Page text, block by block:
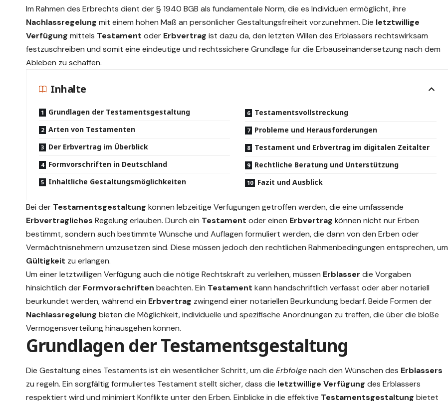
Im Rahmen des Erbrechts dient der § 1940 BGB als fundamentale Norm, die es Individuen ermöglicht, ihre
Nachlassregelung mit einem hohen Maß an persönlicher Gestaltungsfreiheit vorzunehmen. Die letztwillige
Verfügung mittels Testament oder Erbvertrag ist dazu da, den letzten Willen des Erblassers rechtswirksam
festzuschreiben und somit eine eindeutige und rechtssichere Grundlage für die Erbauseinandersetzung nach dem
Ableben zu schaffen.
Inhalte
Grundlagen der Testamentsgestaltung
Arten von Testamenten
Der Erbvertrag im Überblick
Formvorschriften in Deutschland
Inhaltliche Gestaltungsmöglichkeiten
Testamentsvollstreckung
Probleme und Herausforderungen
Testament und Erbvertrag im digitalen Zeitalter
Rechtliche Beratung und Unterstützung
Fazit und Ausblick
Bei der Testamentsgestaltung können lebzeitige Verfügungen getroffen werden, die eine umfassende
Erbvertragliches Regelung erlauben. Durch ein Testament oder einen Erbvertrag können nicht nur Erben
bestimmt, sondern auch bestimmte Wünsche und Auflagen formuliert werden, die dann von den Erben oder
Vermächtnisnehmern umzusetzen sind. Diese müssen jedoch den rechtlichen Rahmenbedingungen entsprechen, um
Gültigkeit zu erlangen.
Um einer letztwilligen Verfügung auch die nötige Rechtskraft zu verleihen, müssen Erblasser die Vorgaben
hinsichtlich der Formvorschriften beachten. Ein Testament kann handschriftlich verfasst oder aber notariell
beurkundet werden, während ein Erbvertrag zwingend einer notariellen Beurkundung bedarf. Beide Formen der
Nachlassregelung bieten die Möglichkeit, individuelle und spezifische Anordnungen zu treffen, die über die bloße
Vermögensverteilung hinausgehen können.
Grundlagen der Testamentsgestaltung
Die Gestaltung eines Testaments ist ein wesentlicher Schritt, um die Erbfolgenach den Wünschen des Erblassers
zu regeln. Ein sorgfältig formuliertes Testament stellt sicher, dass die letztwillige Verfügung des Erblassers
respektiert wird und minimiert Konflikte unter den Erben. Einblicke in die effektive Testamentsgestaltung bietet